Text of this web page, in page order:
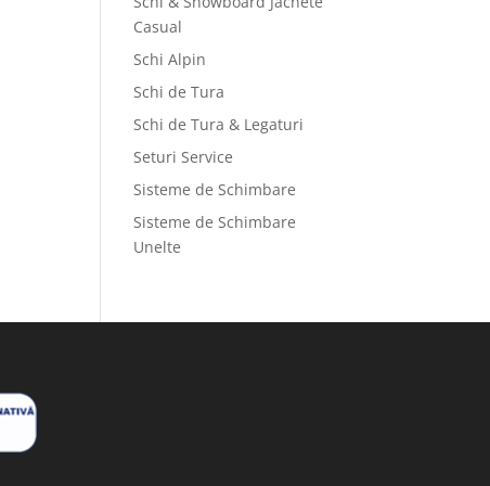
Casual
Schi Alpin
Schi de Tura
Schi de Tura & Legaturi
Seturi Service
Sisteme de Schimbare
Sisteme de Schimbare
Unelte